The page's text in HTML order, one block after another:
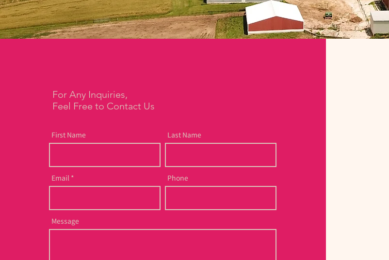
For Any Inquiries,
Feel Free to Contact Us
First Name Last Name
Email Phone
Message